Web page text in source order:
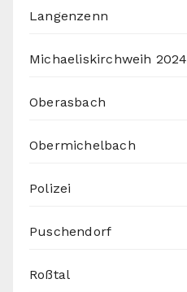
Langenzenn
Michaeliskirchweih 2024
Oberasbach
Obermichelbach
Polizei
Puschendorf
Roßtal